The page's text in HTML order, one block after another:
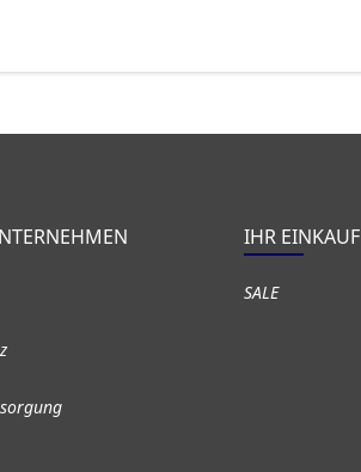
IHR EINKAUF
SALE